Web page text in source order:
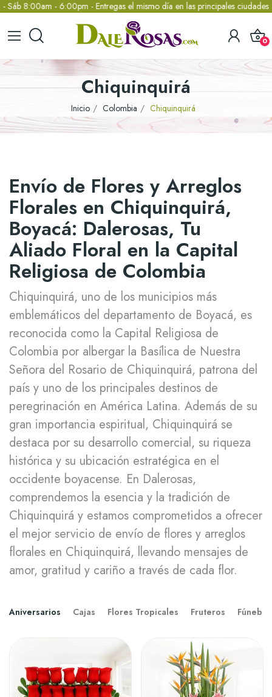
- 6:00pm - Entregas el mismo día en las principales ciudades
0
Chiquinquirá
Inicio Colombia Chiquinquirá
Envío de Flores y Arreglos
Florales en Chiquinquirá,
Boyacá: Dalerosas, Tu
Aliado Floral en la Capital
Religiosa de Colombia
Chiquinquirá, uno de los municipios más
emblemáticos del departamento de Boyacá, es
reconocida como la Capital Religiosa de
Colombia por albergar la Basílica de Nuestra
Señora del Rosario de Chiquinquirá, patrona del
país y uno de los principales destinos de
peregrinación en América Latina. Además de su
gran importancia espiritual, Chiquinquirá se
destaca por su desarrollo comercial, su riqueza
histórica y su ubicación estratégica en el
occidente boyacense. En Dalerosas,
comprendemos la esencia y la tradición de
Chiquinquirá y estamos comprometidos a ofrecer
el mejor servicio de envío de flores y arreglos
florales en Chiquinquirá, llevando mensajes de
amor, gratitud y cariño a través de cada flor.
Aniversarios Cajas Flores Tropicales Fruteros